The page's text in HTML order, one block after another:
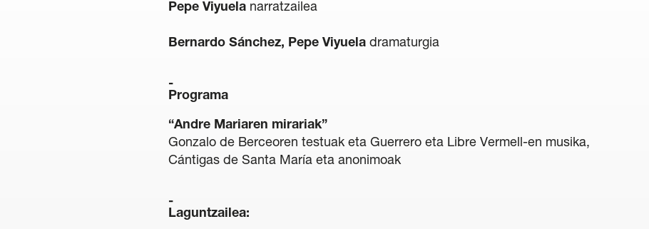
Pepe Viyuela narratzailea
Bernardo Sánchez, Pepe Viyuela dramaturgia
Programa
“Andre Mariaren mirariak”
Gonzalo de Berceoren testuak eta Guerrero eta Libre Vermell-en musika,
Cántigas de Santa María eta anonimoak
Laguntzailea: